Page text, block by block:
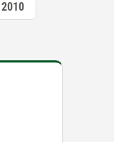
2010